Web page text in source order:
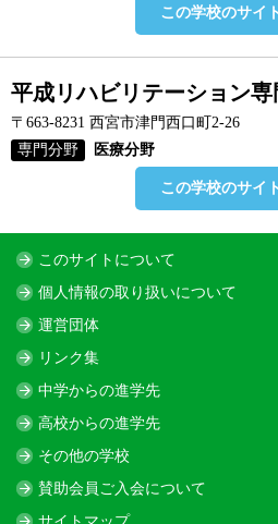
この学校のサイ
平成リハビリテーション専
〒663-8231 西宮市津門西口町2-26
専門分野
医療分野
この学校のサイ
このサイトについて
個人情報の取り扱いについて
運営団体
リンク集
中学からの進学先
高校からの進学先
その他の学校
賛助会員ご入会について